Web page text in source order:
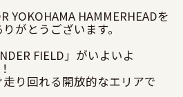
YOKOHAMA HAMMERHEADを
がとうございます。
FIELD」がいよいよ
り回れる開放的なエリアで